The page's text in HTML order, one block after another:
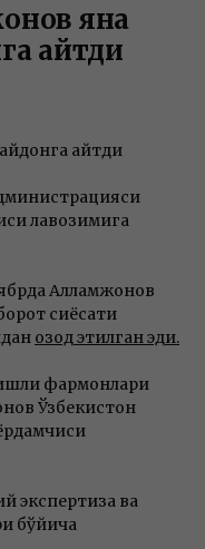
яна
қайтди
қайтди
лавозимига
Алламжонов
сиёсати
озод этилган эди.
фармонлари
Ўзбекистон
экспертиза ва
бўйича